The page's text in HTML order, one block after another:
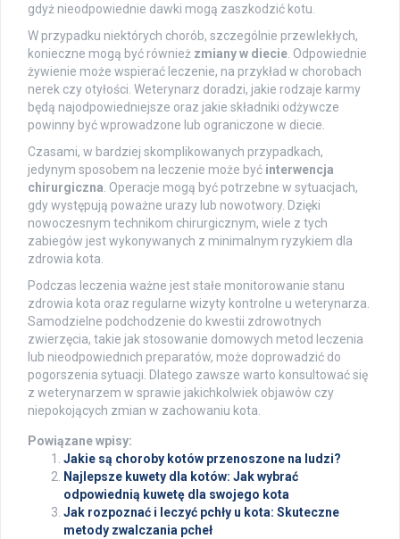
gdyż nieodpowiednie dawki mogą zaszkodzić kotu.
W przypadku niektórych chorób, szczególnie przewlekłych,
konieczne mogą być również zmiany w diecie . Odpowiednie
żywienie może wspierać leczenie, na przykład w chorobach
nerek czy otyłości. Weterynarz doradzi, jakie rodzaje karmy
będą najodpowiedniejsze oraz jakie składniki odżywcze
powinny być wprowadzone lub ograniczone w diecie.
Czasami, w bardziej skomplikowanych przypadkach,
jedynym sposobem na leczenie może być interwencja
chirurgiczna . Operacje mogą być potrzebne w sytuacjach,
gdy występują poważne urazy lub nowotwory. Dzięki
nowoczesnym technikom chirurgicznym, wiele z tych
zabiegów jest wykonywanych z minimalnym ryzykiem dla
zdrowia kota.
Podczas leczenia ważne jest stałe monitorowanie stanu
zdrowia kota oraz regularne wizyty kontrolne u weterynarza.
Samodzielne podchodzenie do kwestii zdrowotnych
zwierzęcia, takie jak stosowanie domowych metod leczenia
lub nieodpowiednich preparatów, może doprowadzić do
pogorszenia sytuacji. Dlatego zawsze warto konsultować się
z weterynarzem w sprawie jakichkolwiek objawów czy
niepokojących zmian w zachowaniu kota.
Powiązane wpisy:
Jakie są choroby kotów przenoszone na ludzi?
Najlepsze kuwety dla kotów: Jak wybrać
odpowiednią kuwetę dla swojego kota
Jak rozpoznać i leczyć pchły u kota: Skuteczne
metody zwalczania pcheł